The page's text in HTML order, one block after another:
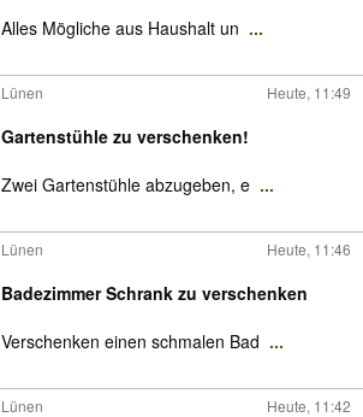
Alles Mögliche aus Haushalt un ...
Lünen Heute, 11:49
Gartenstühle zu verschenken!
Zwei Gartenstühle abzugeben, e ...
Lünen Heute, 11:46
Badezimmer Schrank zu verschenken
Verschenken einen schmalen Bad ...
Lünen Heute, 11:42